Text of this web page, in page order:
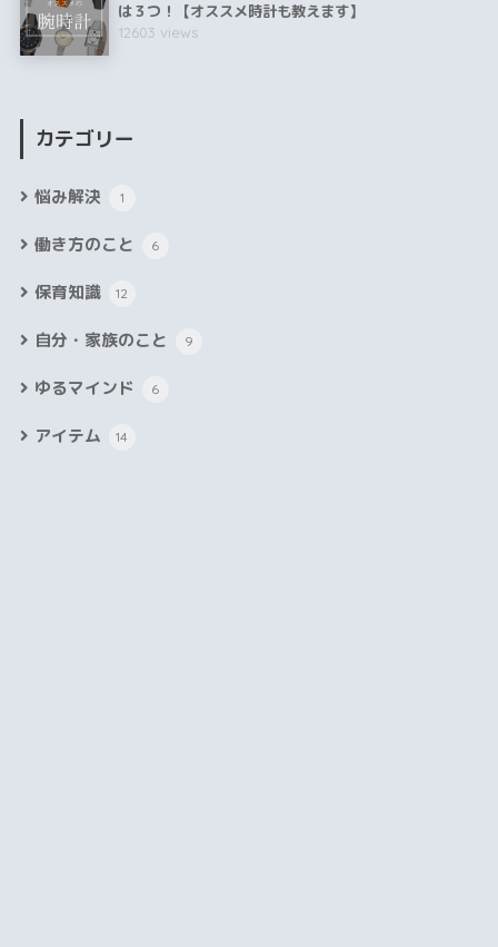
は３つ！【オススメ時計も教えます】
12603 views
カテゴリー
悩み解決 1
働き方のこと 6
保育知識 12
自分・家族のこと 9
ゆるマインド 6
アイテム 14